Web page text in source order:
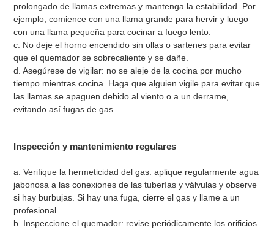
prolongado de llamas extremas y mantenga la estabilidad. Por
ejemplo, comience con una llama grande para hervir y luego
con una llama pequeña para cocinar a fuego lento.
c. No deje el horno encendido sin ollas o sartenes para evitar
que el quemador se sobrecaliente y se dañe.
d. Asegúrese de vigilar: no se aleje de la cocina por mucho
tiempo mientras cocina. Haga que alguien vigile para evitar que
las llamas se apaguen debido al viento o a un derrame,
evitando así fugas de gas.
Inspección y mantenimiento regulares
a. Verifique la hermeticidad del gas: aplique regularmente agua
jabonosa a las conexiones de las tuberías y válvulas y observe
si hay burbujas. Si hay una fuga, cierre el gas y llame a un
profesional.
b. Inspeccione el quemador: revise periódicamente los orificios